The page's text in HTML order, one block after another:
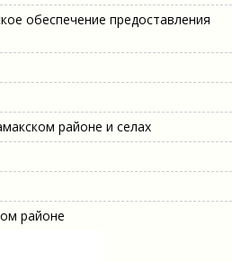
обеспечение предоставления
районе и селах
районе